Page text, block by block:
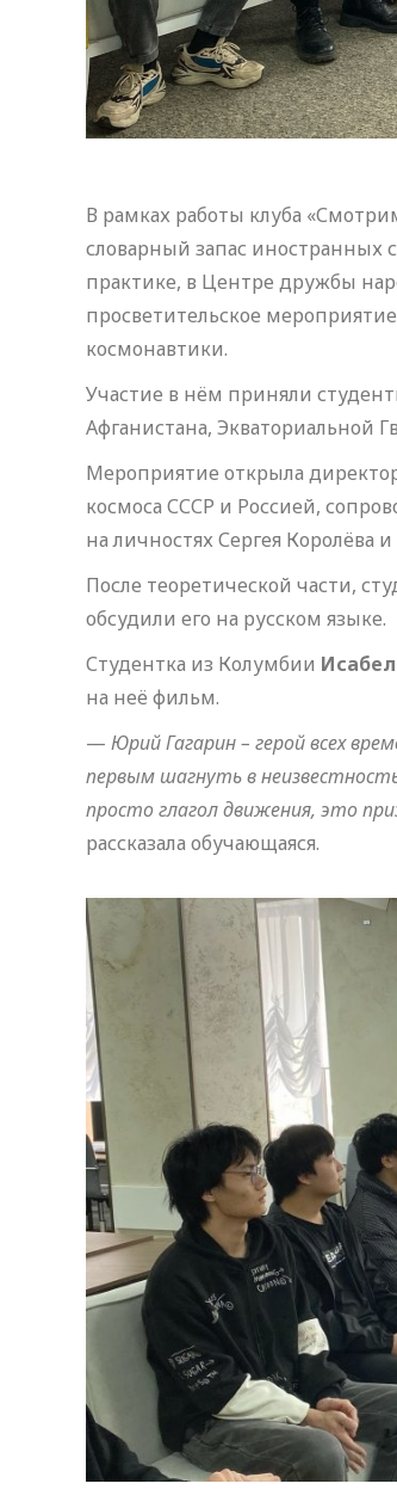
В рамках работы клуба
словарный запас иностранных
практике, в Центре дружбы
просветительское
космонавтики.
Участие в нём приняли
Афганистана, Экваториальной
Мероприятие открыла
космоса СССР и Россией,
на личностях Сергея Королёва
После теоретической части,
обсудили его на русском языке.
Студентка из Колумбии
на неё фильм.
— Юрий Гагарин – герой всех
первым шагнуть в
просто глагол движения, это
рассказала обучающаяся.